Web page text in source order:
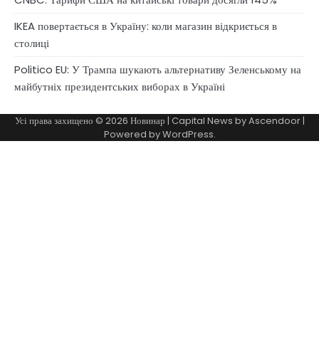
IKEA повертається в Україну: коли магазин відкриється в
столиці
Politico EU: У Трампа шукають альтернативу Зеленському на
майбутніх президентських виборах в Україні
Усі права захищено © 2026 Новинар | Capital News byAscendoor|
Powered byWordPress.